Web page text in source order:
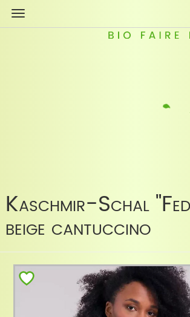
Kaschmir-Schal
beige cantuccino